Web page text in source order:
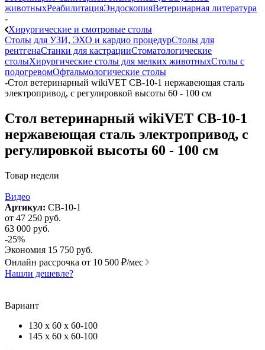
животныхРеабилитацияЭндоскопияВетеринарная литература
-
Хирургические и смотровые столы
Столы для УЗИ, ЭХО и кардио процедурСтолы для
рентгенаСтанки для кастрацииСтоматологические
столыХирургические столы для мелких животныхСтолы с
подогревомОфтальмологические столы
-Стол ветеринарный wikiVET СВ-10-1 нержавеющая сталь
электропривод, с регулировкой высоты 60 - 100 см
Стол ветеринарный wikiVET СВ-10-1
нержавеющая сталь электропривод, с
регулировкой высоты 60 - 100 см
Товар недели
Видео
Артикул: СВ-10-1
от 47 250 руб.
63 000 руб.
-25%
Экономия 15 750 руб.
Онлайн рассрочка от 10 500 ₽/мес
Нашли дешевле?
Вариант
130 х 60 х 60-100
145 х 60 х 60-100